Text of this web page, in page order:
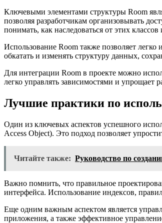
Ключевыми элементами структуры Room
позволяя разработчикам организовывать
понимать, как наследоваться от этих
Использование Room также позволяет
обкатать и изменять структуру данных,
Для интеграции Room в проекте можно
легко управлять зависимостями и упрощает
Лучшие практики по
Один из ключевых аспектов успешного
Access Object). Это подход позволяет
Читайте также: Руководство по
Важно помнить, что правильное
интерфейса. Использование индексов,
Еще одним важным аспектом является
приложения, а также эффективное